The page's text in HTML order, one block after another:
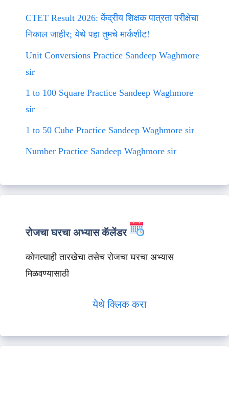
CTET Result 2026: केंद्रीय शिक्षक पात्रता परीक्षेचा
निकाल जाहीर; येथे पहा तुमचे मार्कशीट!
Unit Conversions Practice Sandeep Waghmore
sir
1 to 100 Square Practice Sandeep Waghmore
sir
1 to 50 Cube Practice Sandeep Waghmore sir
Number Practice Sandeep Waghmore sir
रोजचा घरचा अभ्यास कॅलेंडर
कोणत्याही तारखेचा तसेच रोजचा घरचा अभ्यास
मिळवण्यासाठी
येथे क्लिक करा